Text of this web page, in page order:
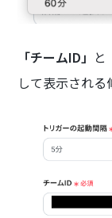
「チームID」 と
して表示される